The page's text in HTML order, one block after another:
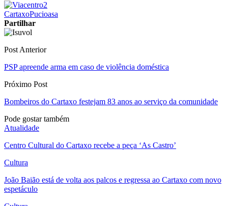
CartaxoPucioasa
Partilhar
Post Anterior
PSP apreende arma em caso de violência doméstica
Próximo Post
Bombeiros do Cartaxo festejam 83 anos ao serviço da comunidade
Pode gostar também
Atualidade
Centro Cultural do Cartaxo recebe a peça ‘As Castro’
Cultura
João Baião está de volta aos palcos e regressa ao Cartaxo com novo
espetáculo